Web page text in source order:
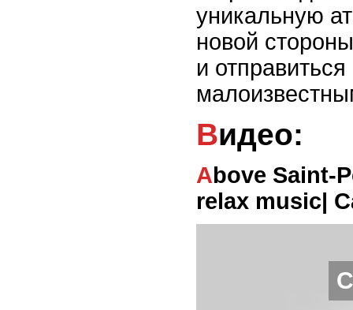
уникальную
новой
и
Видео:
Above Saint-Petersburg video 4K (UltraHD) &
relax music|